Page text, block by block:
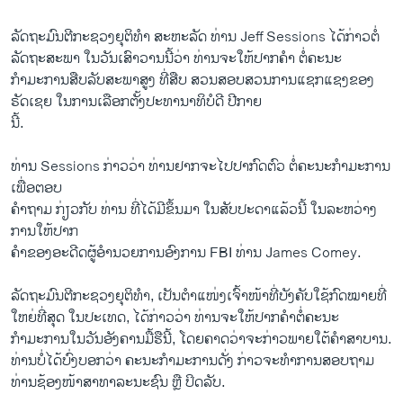
ລາຍງານ
ພາສາຕ່າງໆ
ລັດຖະມົນຕີກະຊວງຍຸຕິທຳ ສະຫະລັດ ທ່ານ Jeff Sessions ໄດ້ກ່າວຕໍ່
ລັດຖະສະພາ ໃນວັນເສົາວານນີ້ວ່າ ທ່ານຈະໃຫ້ປາກຄຳ ຕໍ່ຄະນະ
ກຳມະການສືບລັບສະພາສູງ ທີ່ສືບ ສວນສອບສວນການແຊກແຊງຂອງ
ຣັດເຊຍ ໃນການເລືອກຕັ້ງປະທານາທິບໍດີ ປີກາຍ
ນີ້.
ທ່ານ Sessions ກ່າວວ່າ ທ່ານຢາກຈະໄປປາກົດຕົວ ຕໍ່ຄະນະກຳມະການ
ເພື່ອຕອບ
ຄຳຖາມ ກ່ຽວກັບ ທ່ານ ທີ່ໄດ້ມີຂຶ້ນມາ ໃນສັບປະດາແລ້ວນີ້ ໃນລະຫວ່າງ
ການໃຫ້ປາກ
ຄຳຂອງອະດີດຜູ້ອຳນວຍການອົງການ FBI ທ່ານ James Comey.
ລັດຖະມົນຕີກະຊວງຍຸຕິທຳ, ເປັນຕຳແໜ່ງເຈົ້າໜ້າທີ່ບັງຄັບໃຊ້ກົດໝາຍທີ່
ໃຫຍ່ທີ່ສຸດ ໃນປະເທດ, ໄດ້ກ່າວວ່າ ທ່ານຈະໃຫ້ປາກຄຳຕໍ່ຄະນະ
ກຳມະການໃນວັນອັງຄານມື້ຮືນີ້, ໂດຍຄາດວ່າຈະກ່າວພາຍໃຕ້ຄຳສາບານ.
ທ່ານບໍ່ໄດ້ບົ່ງບອກວ່າ ຄະນະກຳມະການດັ່ງ ກ່າວຈະທຳການສອບຖາມ
ທ່ານຊ້ອງໜ້າສາທາລະນະຊົນ ຫຼື ປິດລັບ.